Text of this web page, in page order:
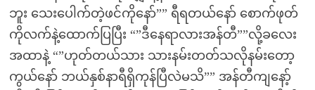
ဘူး သေးပေါက်တဲ့ဖင်ကိုနော်”” ရီရတယ်နော် စောက်ဖုတ်
ကိုလက်နဲ့ထောက်ပြပြီး “”ဒီနေရာလားအန်တီ””လို့ခလေး
အထာနဲ့ “”ဟုတ်တယ်သား သားနမ်းတတ်သလိုနမ်းတော့
ကွယ်နော် ဘယ်နှစ်နာရီရှိကုန်ပြီလဲမသိ”” အန်တီကျနော့်